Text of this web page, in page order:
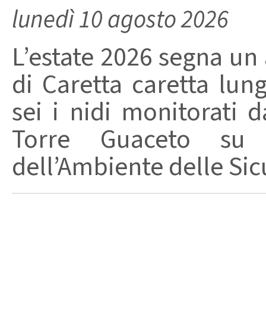
lunedì 10 agosto 2026
L’estate 2026 segna
di Caretta caretta
sei i nidi monitorati
Torre Guaceto
dell’Ambiente delle